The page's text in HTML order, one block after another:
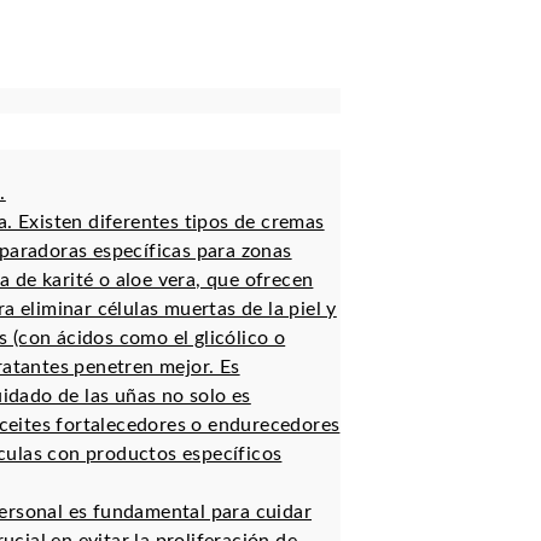
Existen diferentes tipos de cremas
específicas para zonas
de karité o aloe vera, que ofrecen
eliminar células muertas de la piel y
(con ácidos como el glicólico o
penetren mejor. Es
de las uñas no solo es
fortalecedores o endurecedores
con productos específicos
es fundamental para cuidar